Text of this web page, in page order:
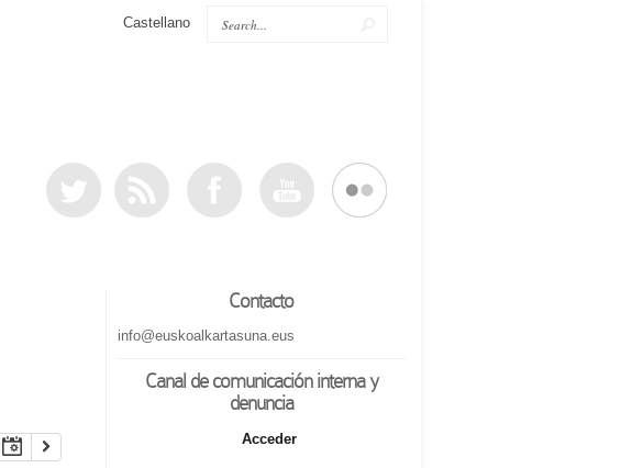
Castellano
Contacto
info@euskoalkartasuna.eus
Canal de comunicación interna y
denuncia
Acceder